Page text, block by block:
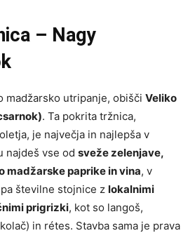
– Nagy
madžarsko utripanje, obišči Veliko
. Ta pokrita tržnica,
je največja in najlepša v
najdeš vse od sveže zelenjave,
madžarske paprike in vina, v
številne stojnice z lokalnimi
prigrizki, kot so langoš,
in rétes. Stavba sama je prava